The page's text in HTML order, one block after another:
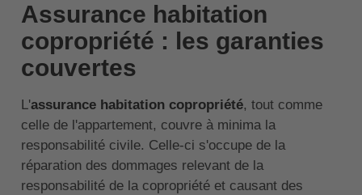
Assurance habitation
copropriété : les garanties
couvertes
L'assurance habitation copropriété, tout comme
celle de l'appartement, couvre à minima la
responsabilité civile. Celle-ci s'occupe de la
réparation des dommages relevant de la
responsabilité de la copropriété et causant des